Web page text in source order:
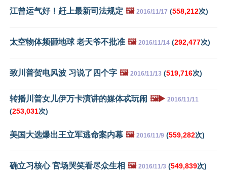
江曾运气好！赶上最新司法规定 🖼️ 2016/11/17 (558,212次)
太空物体频砸地球 老天爷不批准 🖼️ 2016/11/14 (292,477次)
致川普贺电风波 习说了四个字 🖼️ 2016/11/13 (519,716次)
转播川普女儿伊万卡演讲的媒体忒玩闹 🖼️▶️ 2016/11/11
(253,031次)
美国大选爆出王立军逃命案内幕 🖼️ 2016/11/9 (559,282次)
确立习核心 官场哭笑看尽众生相 🖼️ 2016/11/3 (549,839次)